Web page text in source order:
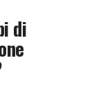
di